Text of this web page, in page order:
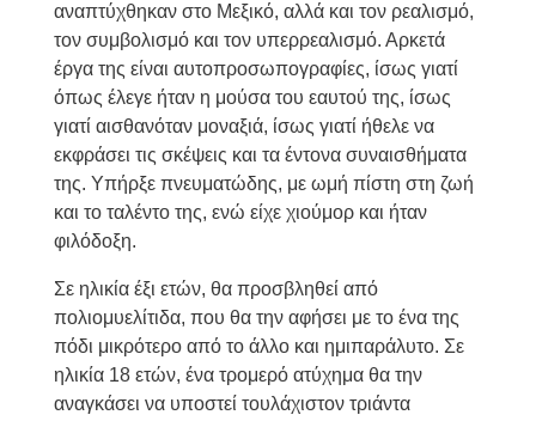
αναπτύχθηκαν στο Μεξικό, αλλά και τον ρεαλισμό,
τον συμβολισμό και τον υπερρεαλισμό. Αρκετά
έργα της είναι αυτοπροσωπογραφίες, ίσως γιατί
όπως έλεγε ήταν η μούσα του εαυτού της, ίσως
γιατί αισθανόταν μοναξιά, ίσως γιατί ήθελε να
εκφράσει τις σκέψεις και τα έντονα συναισθήματα
της. Υπήρξε πνευματώδης, με ωμή πίστη στη ζωή
και το ταλέντο της, ενώ είχε χιούμορ και ήταν
φιλόδοξη.
Σε ηλικία έξι ετών, θα προσβληθεί από
πολιομυελίτιδα, που θα την αφήσει με το ένα της
πόδι μικρότερο από το άλλο και ημιπαράλυτο. Σε
ηλικία 18 ετών, ένα τρομερό ατύχημα θα την
αναγκάσει να υποστεί τουλάχιστον τριάντα